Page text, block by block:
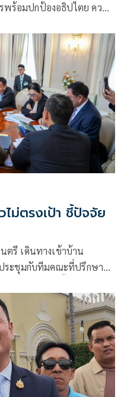
ร้อมปกป้องอธิปไตย ควบคู่
ม่ตรงเป้า ชี้ปัจจัย
รี เดินทางเข้าบ้าน
ระชุมกับทีมคณะที่ปรึกษา
ชุมร่วมกับ นายสรวงศ์ เทียน